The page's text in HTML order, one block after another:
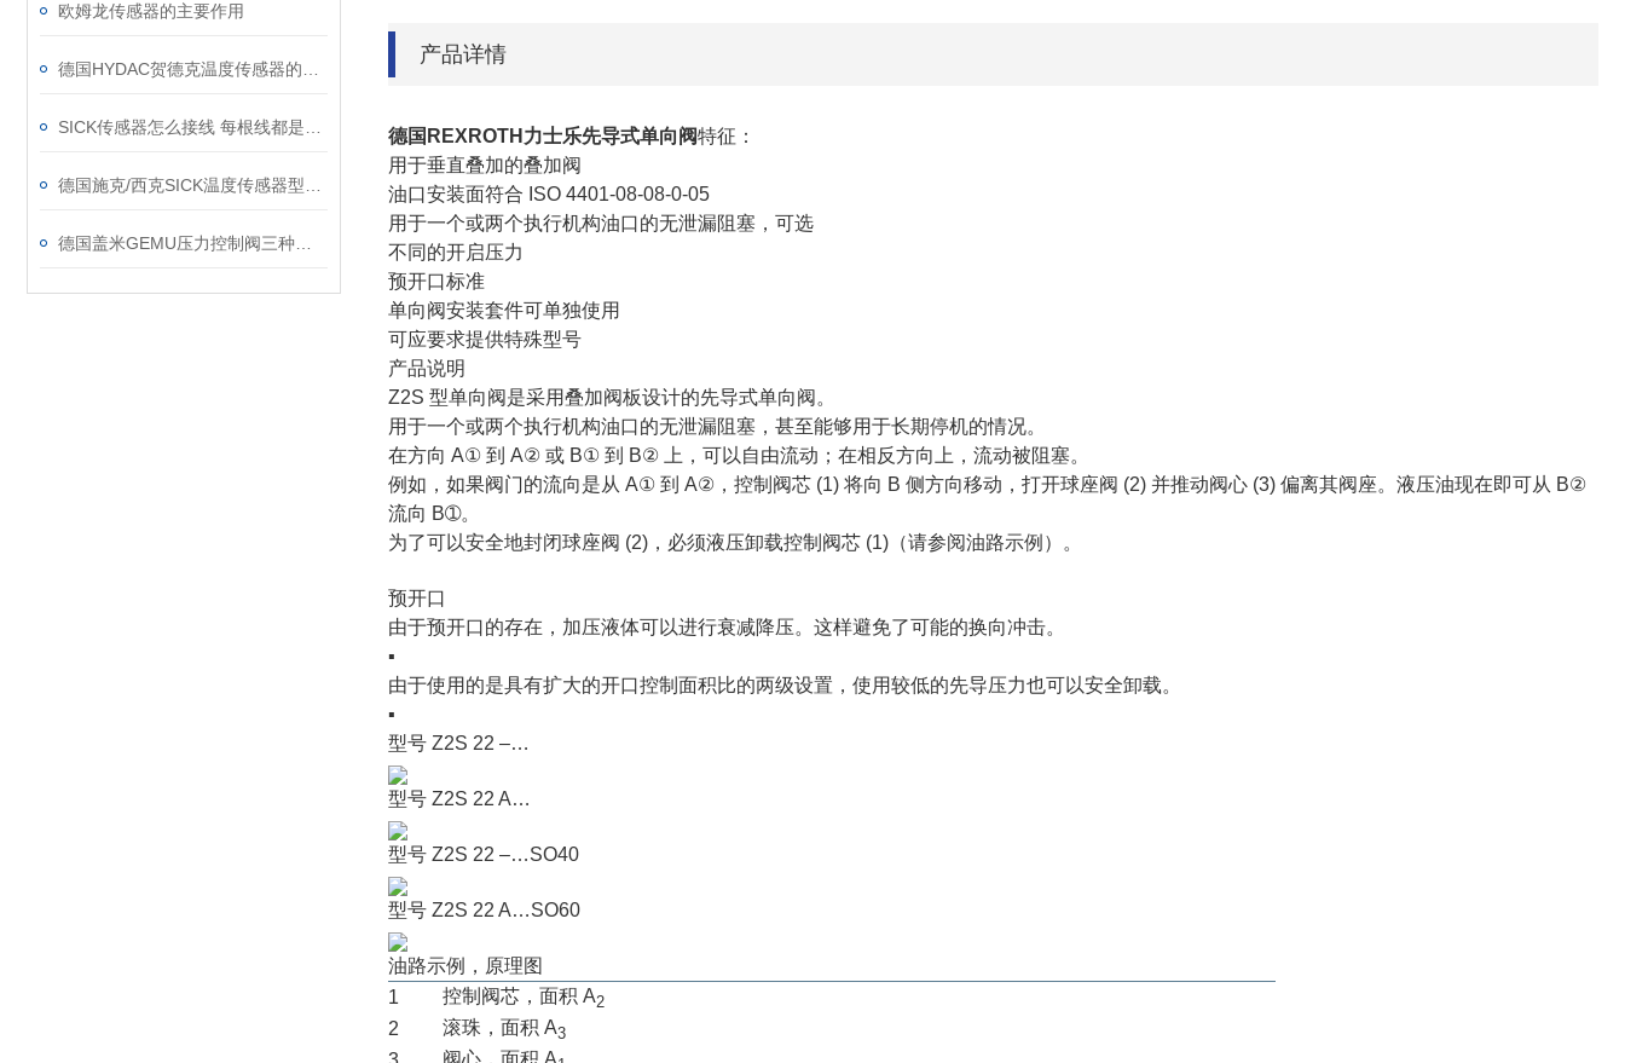
欧姆龙传感器的主要作用
产品详情
德国REXROTH力士乐先导式单向阀特征：
用于垂直叠加的叠加阀
油口安装面符合 ISO 4401-08-08-0-05
用于一个或两个执行机构油口的无泄漏阻塞，可选
不同的开启压力
预开口标准
单向阀安装套件可单独使用
可应要求提供特殊型号
产品说明
Z2S 型单向阀是采用叠加阀板设计的先导式单向阀。
用于一个或两个执行机构油口的无泄漏阻塞，甚至能够用于长期停机的情况。
在方向 A① 到 A② 或 B① 到 B② 上，可以自由流动；在相反方向上，流动被阻塞。
例如，如果阀门的流向是从 A① 到 A②，控制阀芯 (1) 将向 B 侧方向移动，打开球座阀 (2) 并推动阀心 (3) 偏离其阀座。液压油现在即可从 B②
流向 B➀。
为了可以安全地封闭球座阀 (2)，必须液压卸载控制阀芯 (1)（请参阅油路示例）。
预开口
由于预开口的存在，加压液体可以进行衰减降压。这样避免了可能的换向冲击。
▪
由于使用的是具有扩大的开口控制面积比的两级设置，使用较低的先导压力也可以安全卸载。
▪
型号 Z2S 22 ‒…
型号 Z2S 22 A…
型号 Z2S 22 ‒…SO40
型号 Z2S 22 A…SO60
油路示例，原理图
1
控制阀芯，面积 A2
2 滚珠，面积 A3
阀心，面积 A